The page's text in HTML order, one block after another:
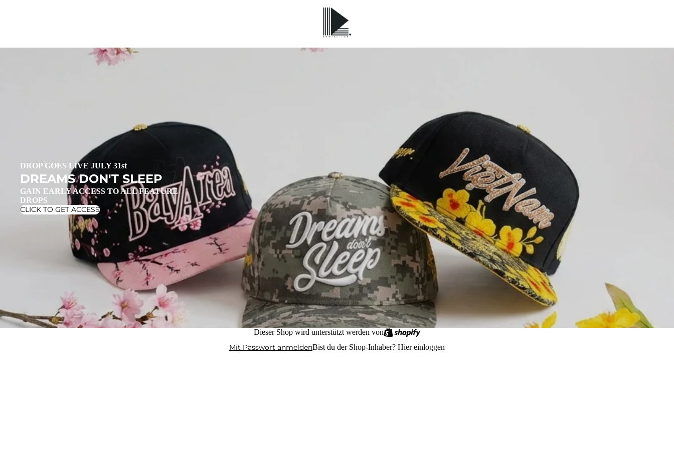
DROP GOES LIVE JULY 31st
DREAMS DON'T SLEEP
GAIN EARLY ACCESS TO ALL FEATURE
DROPS
CLICK TO GET ACCESS
Dieser Shop wird unterstützt werden von
Mit Passwort anmeldenBist du der Shop-Inhaber? Hier einloggen